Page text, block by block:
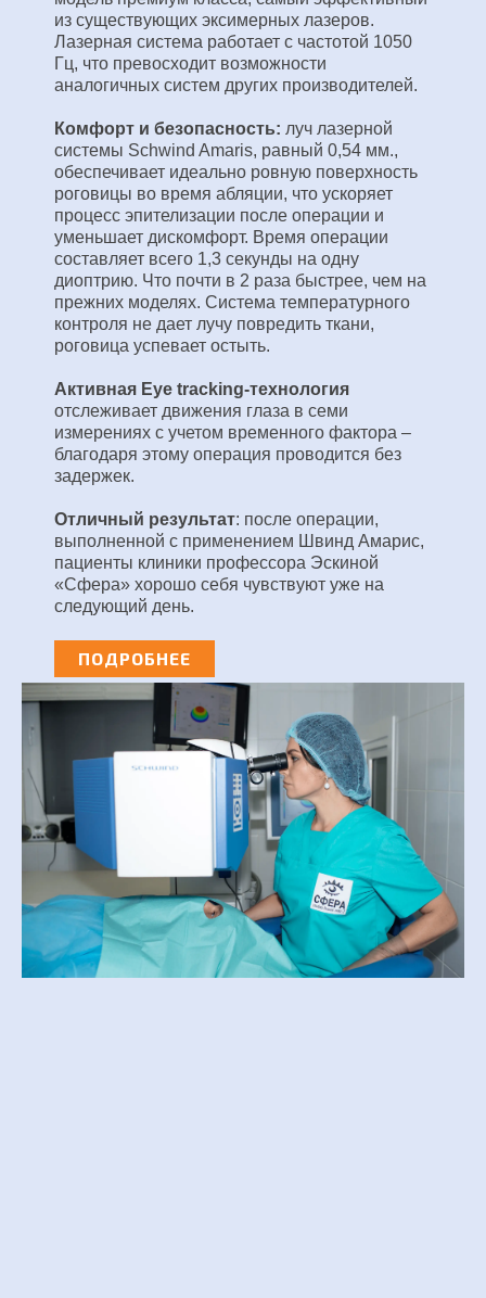
из существующих эксимерных лазеров.
Лазерная система работает с частотой 1050
Гц, что превосходит возможности
аналогичных систем других производителей.
Комфорт и безопасность: луч лазерной
системы Schwind Amaris, равный 0,54 мм.,
обеспечивает идеально ровную поверхность
роговицы во время абляции, что ускоряет
процесс эпителизации после операции и
уменьшает дискомфорт. Время операции
составляет всего 1,3 секунды на одну
диоптрию. Что почти в 2 раза быстрее, чем на
прежних моделях. Система температурного
контроля не дает лучу повредить ткани,
роговица успевает остыть.
Активная Eye tracking-технология
отслеживает движения глаза в семи
измерениях с учетом временного фактора –
благодаря этому операция проводится без
задержек.
Отличный результат: после операции,
выполненной с применением Швинд Амарис,
пациенты клиники профессора Эскиной
«Сфера» хорошо себя чувствуют уже на
следующий день.
ПОДРОБНЕЕ